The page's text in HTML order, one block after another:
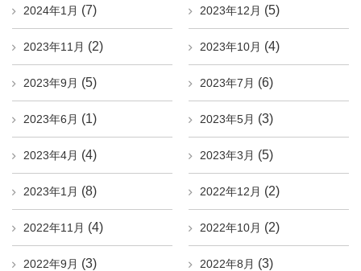
2024年1月 (7) 2023年12月 (5)
2023年11月 (2) 2023年10月 (4)
2023年9月 (5) 2023年7月 (6)
2023年6月 (1) 2023年5月 (3)
2023年4月 (4) 2023年3月 (5)
2023年1月 (8) 2022年12月 (2)
2022年11月 (4) 2022年10月 (2)
2022年9月 (3) 2022年8月 (3)